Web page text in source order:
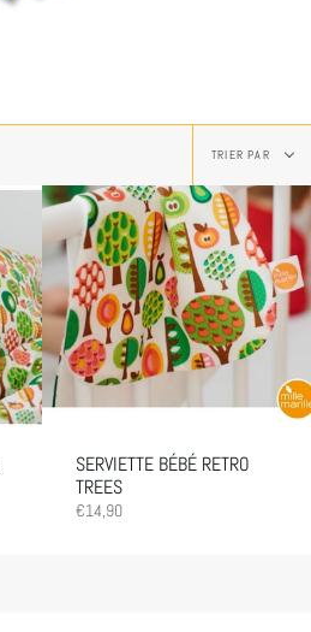
Trier
par
TRIER PAR
SERVIETTE BÉBÉ RETRO
TREES
€14,90